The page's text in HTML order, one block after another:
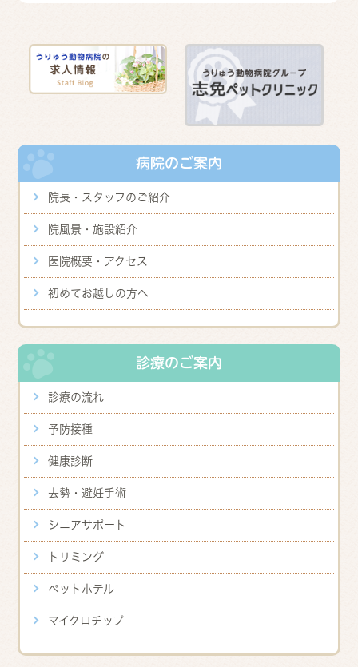
病院のご案内
院長・スタッフのご紹介
院風景・施設紹介
医院概要・アクセス
初めてお越しの方へ
診療のご案内
診療の流れ
予防接種
健康診断
去勢・避妊手術
シニアサポート
トリミング
ペットホテル
マイクロチップ